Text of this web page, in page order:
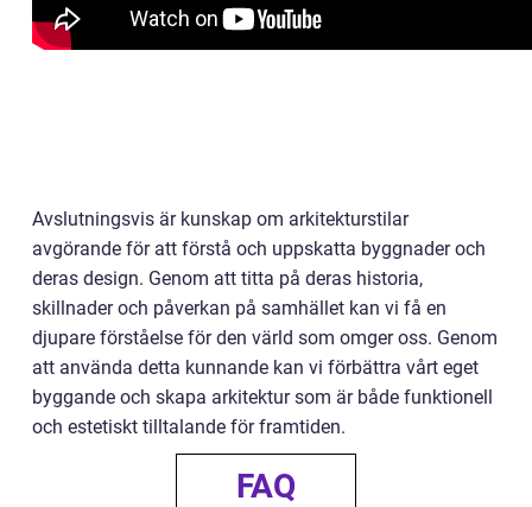
Avslutningsvis är kunskap om arkitekturstilar
avgörande för att förstå och uppskatta byggnader och
deras design. Genom att titta på deras historia,
skillnader och påverkan på samhället kan vi få en
djupare förståelse för den värld som omger oss. Genom
att använda detta kunnande kan vi förbättra vårt eget
byggande och skapa arkitektur som är både funktionell
och estetiskt tilltalande för framtiden.
FAQ